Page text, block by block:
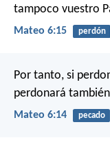
tampoco vuestro
Mateo 6:15 perdón
Por tanto, si
perdonará
Mateo 6:14 pecado